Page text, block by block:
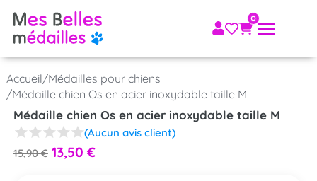
Accueil/Médailles pour chiens
/Médaille chien Os en acier inoxydable taille M
Médaille chien Os en acier inoxydable taille M
(Aucun avis client)
15,90€ 13,50 €